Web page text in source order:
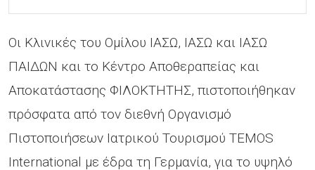
Οι Κλινικές του Ομίλου ΙΑΣΩ, ΙΑΣΩ και ΙΑΣΩ
ΠΑΙΔΩΝ και το Κέντρο Αποθεραπείας και
Αποκατάστασης ΦΙΛΟΚΤΗΤΗΣ, πιστοποιήθηκαν
πρόσφατα από τον διεθνή Οργανισμό
Πιστοποιήσεων Ιατρικού Τουρισμού TEMOS
International με έδρα τη Γερμανία, για το υψηλό